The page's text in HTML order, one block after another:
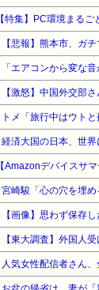
【特集】PC環境まるご
【悲報】熊本市、ガ
「エアコンから変な
【激怒】中国外交部
経済大国の日本、世
【画像】思わず保存
人気女性配信者さん